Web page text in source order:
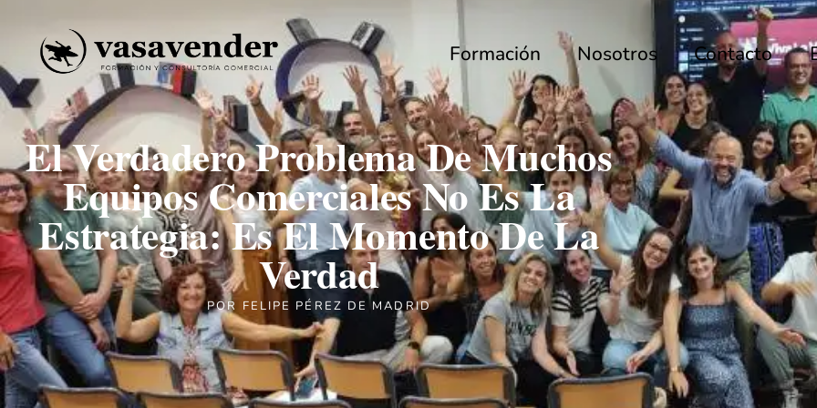
Formación Nosotros Contacto
El Verdadero Problema De Muchos
Equipos Comerciales No Es La
Estrategia: Es El Momento De La
Verdad
POR FELIPE PÉREZ DE MADRID